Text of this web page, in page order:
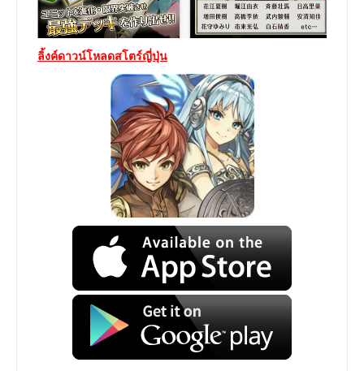
ลิ้งค์ดาวน์โหลดสโตร์ญี่ปุ่น